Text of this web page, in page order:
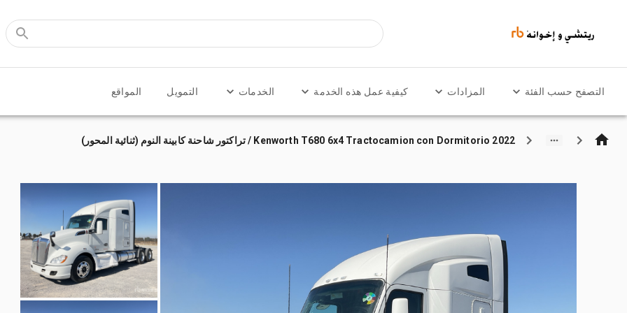
التصفح حسب الفئة المزادات كيفية عمل هذه الخدمة الخدمات التمويل المواقع
2022 Kenworth T680 6x4 Tractocamion con Dormitorio / تراكتور شاحنة كابينة النوم (ثنائية المحور)